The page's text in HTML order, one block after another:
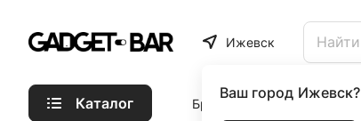
Ижевск
Ваш город Ижевск?
Каталог Бренды Статьи Акции